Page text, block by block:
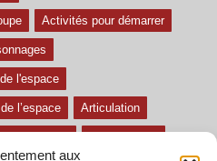
aux
Activités pour démarrer
l'espace
l’espace Articulation